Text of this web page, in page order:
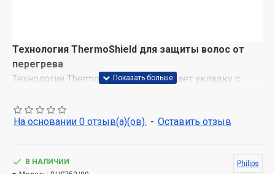
Технология ThermoShield для защиты волос от
перегрева
Технология ThermoShield обеспечивает укладку с
Ее датчик регулирует температуру, чтобы вы могли
оценить идеальную укладку от корней до кончиков.
излучения
На основании 0 отзыв(а)(ов). - Оставить отзыв
В НАЛИЧИИ
Philips